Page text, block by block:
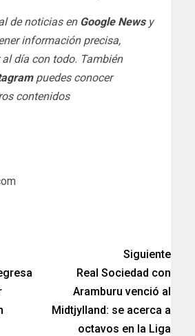
de noticias en Google Newsy
información precisa,
día con todo. También
puedes conocer
contenidos
Siguiente
Real Sociedad con
Aramburu venció al
Midtjylland: se acerca a
octavos en la Liga